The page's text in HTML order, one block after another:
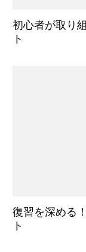
初心者が取り
ト
復習を深める
ト